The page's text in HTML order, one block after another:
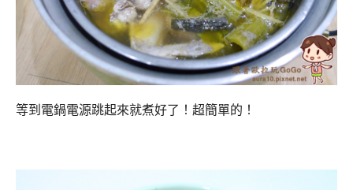
等到電鍋電源跳起來就煮好了！超簡單的！